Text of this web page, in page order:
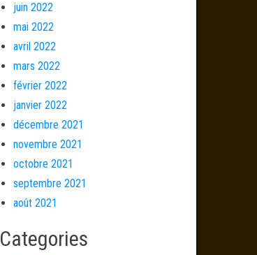
juin 2022
mai 2022
avril 2022
mars 2022
février 2022
janvier 2022
décembre 2021
novembre 2021
octobre 2021
septembre 2021
août 2021
Categories